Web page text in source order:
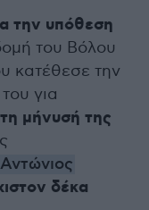
την υπόθεση
του Βόλου
κατέθεσε την
για
μήνυσή της
δέκα